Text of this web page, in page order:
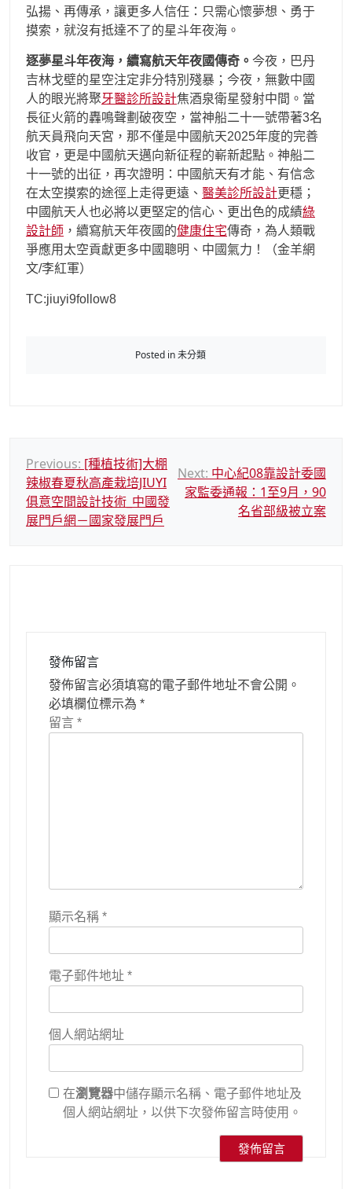
弘揚、再傳承，讓更多人信任：只需心懷夢想、勇于
摸索，就沒有抵達不了的星斗年夜海。
逐夢星斗年夜海，續寫航天年夜國傳奇。 今夜，巴丹
吉林戈壁的星空注定非分特別殘暴；今夜，無數中國
人的眼光將聚牙醫診所設計焦酒泉衛星發射中間。當
長征火箭的轟鳴聲劃破夜空，當神船二十一號帶著3名
航天員飛向天宮，那不僅是中國航天2025年度的完善
收官，更是中國航天邁向新征程的嶄新起點。神船二
十一號的出征，再次證明：中國航天有才能、有信念
在太空摸索的途徑上走得更遠、 醫美診所設計更穩；
中國航天人也必將以更堅定的信心、更出色的成績綠
設計師 ，續寫航天年夜國的健康住宅傳奇，為人類戰
爭應用太空貢獻更多中國聰明、中國氣力！（金羊網
文/李紅軍）
TC:jiuyi9follow8
Posted in 未分類
文
章
導
Previous: [種植技術]大棚
辣椒春夏秋高產栽培JIUYI
俱意空間設計技術_中國發
展門戶網－國家發展門戶
Next: 中心紀08靠設計委國
家監委通報：1至9月，90
名省部級被立案
發佈留言
發佈留言必須填寫的電子郵件地址不會公開。
必填欄位標示為 *
留言 *
顯示名稱 *
電子郵件地址 *
個人網站網址
在瀏覽器中儲存顯示名稱、電子郵件地址及
個人網站網址，以供下次發佈留言時使用。